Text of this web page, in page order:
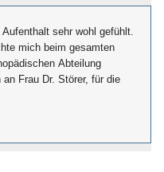
sehr wohl gefühlt.
mich beim gesamten
Abteilung
Frau Dr. Störer, für die